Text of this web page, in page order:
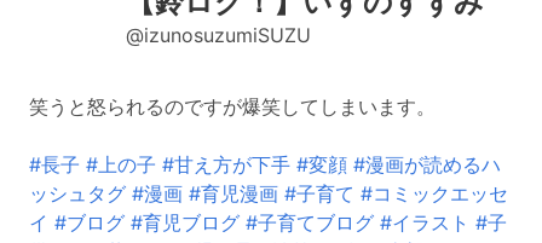
@izunosuzumiSUZU
笑うと怒られるのですが爆笑してしまいます。
#長子 #上の子 #甘え方が下手 #変顔 #漫画が読めるハ
ッシュタグ #漫画 #育児漫画 #子育て #コミックエッセ
イ #ブログ #育児ブログ #子育てブログ #イラスト #子